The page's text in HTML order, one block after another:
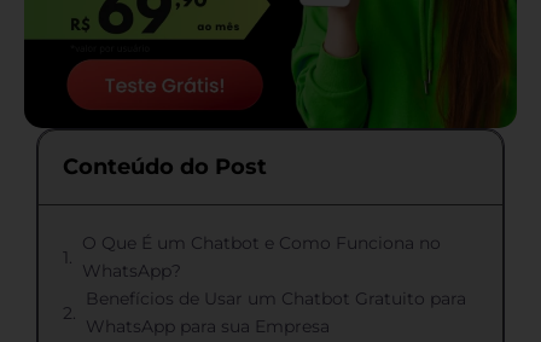
Conteúdo do Post
O Que É um Chatbot e Como Funciona no
WhatsApp?
Benefícios de Usar um Chatbot Gratuito para
WhatsApp para sua Empresa